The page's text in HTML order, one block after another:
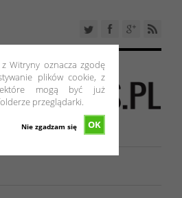
Witryny oznacza zgodę
plików cookie, z
mogą być już
przeglądarki.
OK
Nie zgadzam się